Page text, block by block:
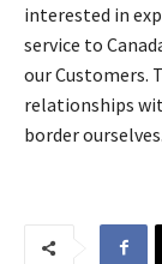
interested in
service to
our Customers.
relationships
border